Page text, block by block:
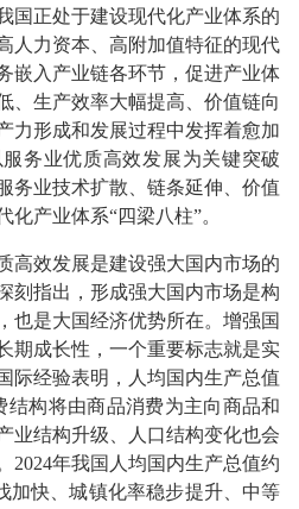
国正处于建设现代化产业体系的
人力资本、高附加值特征的现代
嵌入产业链各环节，促进产业体
、生产效率大幅提高、价值链向
力形成和发展过程中发挥着愈加
务业优质高效发展为关键突破
务业技术扩散、链条延伸、价值
产业体系“四梁八柱”。
效发展是建设强大国内市场的
刻指出，形成强大国内市场是构
也是大国经济优势所在。增强国
期成长性，一个重要标志就是实
际经验表明，人均国内生产总值
结构将由商品消费为主向商品和
业结构升级、人口结构变化也会
2024年我国人均国内生产总值约
加快、城镇化率稳步提升、中等